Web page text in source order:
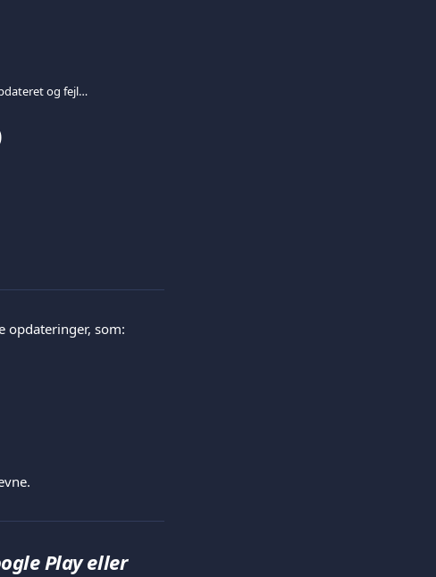
Hold Viva.com Terminal App opdateret og fejlfind almindelige problemer
opdateringer, som:
Play eller